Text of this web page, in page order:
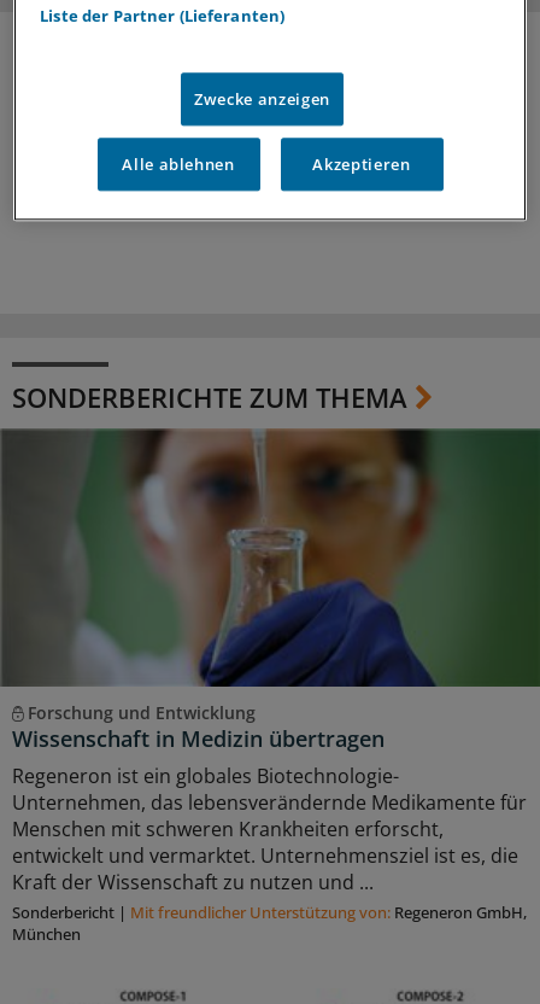
SONDERBERICHTE ZUM THEMA
Forschung und Entwicklung
Wissenschaft in Medizin übertragen
Regeneron ist ein globales Biotechnologie-
Unternehmen, das lebensverändernde Medikamente für
Menschen mit schweren Krankheiten erforscht,
entwickelt und vermarktet. Unternehmensziel ist es, die
Kraft der Wissenschaft zu nutzen und ...
Sonderbericht | Mit freundlicher Unterstützung von: Regeneron GmbH,
München
Liste der Partner (Lieferanten)
Zwecke anzeigen
Alle ablehnen Akzeptieren